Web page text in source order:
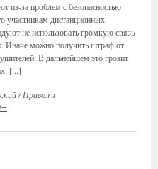
из-за проблем с безопасностью
участникам дистанционных
не использовать громкую связь
Иначе можно получить штраф от
В дальнейшем это грозит
[...]
/ Право.ru